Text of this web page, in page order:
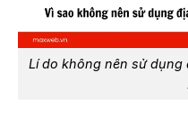
Lí do không nên sử dụng